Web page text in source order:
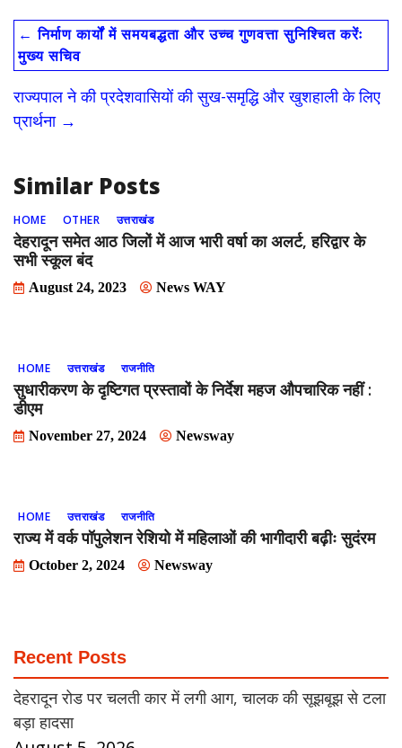
e
b
o
o
k
to
d
o
n
ai
l
ar
e
← निर्माण कार्यों में समयबद्धता और उच्च गुणवत्ता सुनिश्चित करेंः
मुख्य सचिव
राज्यपाल ने की प्रदेशवासियों की सुख-समृद्धि और खुशहाली के लिए
प्रार्थना →
Similar Posts
HOME OTHER उत्तराखंड
देहरादून समेत आठ जिलों में आज भारी वर्षा का अलर्ट, हरिद्वार के
सभी स्कूल बंद
August 24, 2023 News WAY
HOME उत्तराखंड राजनीति
सुधारीकरण के दृष्टिगत प्रस्तावों के निर्देश महज औपचारिक नहीं :
डीएम
November 27, 2024 Newsway
HOME उत्तराखंड राजनीति
राज्य में वर्क पॉपुलेशन रेशियो में महिलाओं की भागीदारी बढ़ीः सुदंरम
October 2, 2024 Newsway
Recent Posts
देहरादून रोड पर चलती कार में लगी आग, चालक की सूझबूझ से टला
बड़ा हादसा